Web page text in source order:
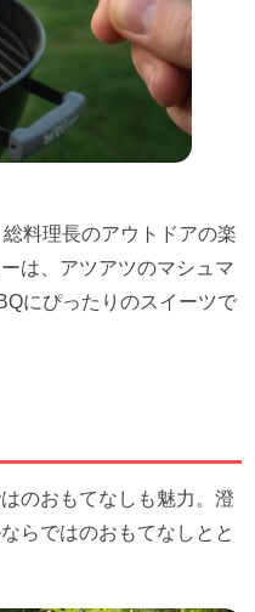
料理長のアウトドアの楽
は、アツアツのマシュマ
にぴったりのスイーツで
のおもてなしも魅力。澄
らではのおもてなしとと